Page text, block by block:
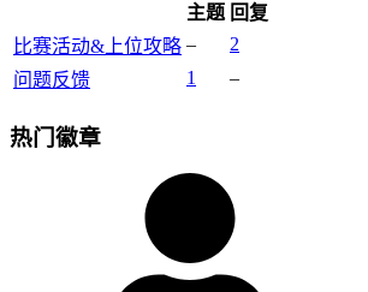
主题 回复
比赛活动&上位攻略 –
2
问题反馈
1 –
热门徽章